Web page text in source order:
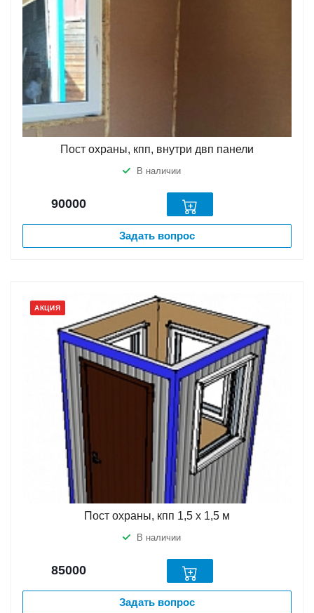
Пост охраны, кпп, внутри двп панели
В наличии
90000
Задать вопрос
АКЦИЯ
Пост охраны, кпп 1,5 х 1,5 м
В наличии
85000
Задать вопрос